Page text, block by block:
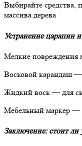
Выбирайте средства,
массива дерева
Устранение царапин
Мелкие повреждения
Восковой карандаш
Жидкий воск — для
Мебельный маркер —
Заключение: стоит ли